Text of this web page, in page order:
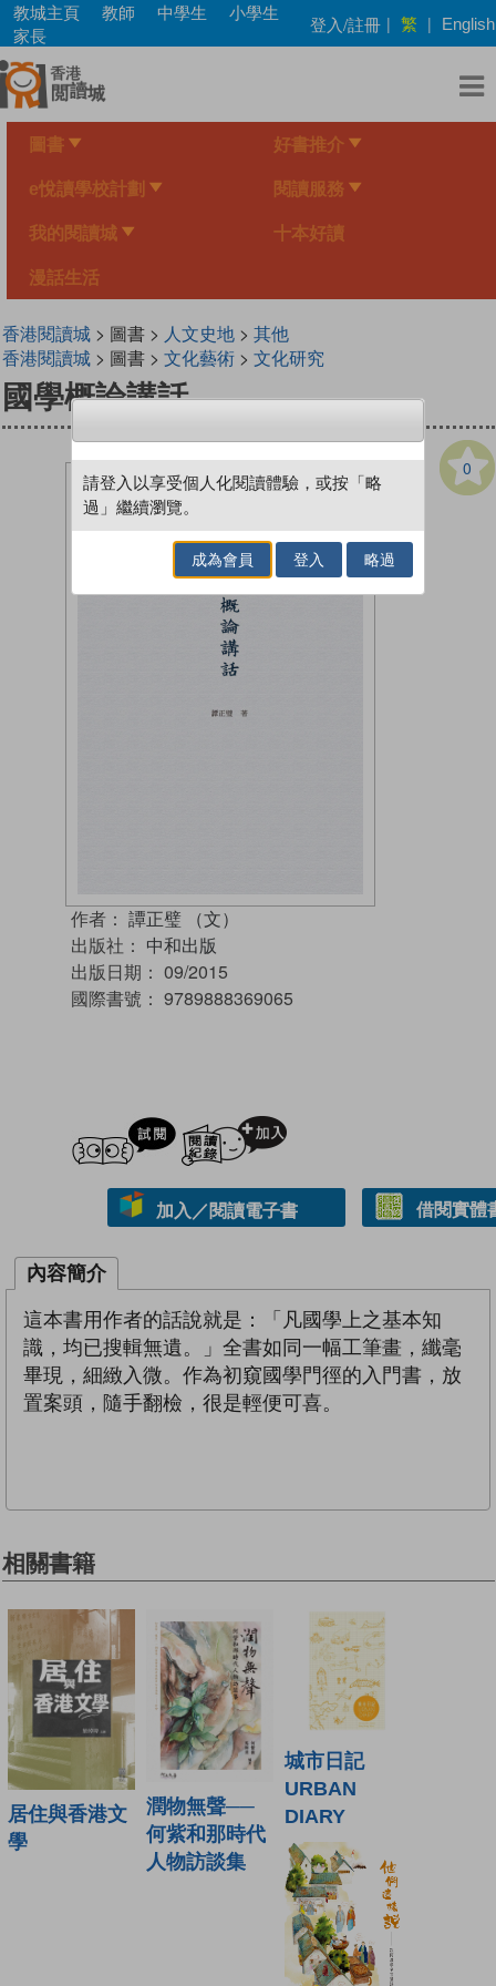
Skip
main
content
教城主頁 教師 中學生
小學生
家長
登入/註冊 | 繁 | English
圖書 好書推介
e悅讀學校計劃 閱讀服務
我的閱讀城 十本好讀
漫話生活
香港閱讀城> 圖書 > 人文史地> 其他
香港閱讀城> 圖書 > 文化藝術> 文化研究
國學概論講話
0
作者： 譚正璧 （文）
出版社： 中和出版
出版日期： 09/2015
國際書號： 9789888369065
試閲
加入／閱讀電子書 借閱實體
內容簡介
這本書用作者的話說就是：「凡國學上之基本知
識，均已搜輯無遺。」全書如同一幅工筆畫，纖毫
畢現，細緻入微。作為初窺國學門徑的入門書，放
置案頭，隨手翻檢，很是輕便可喜。
相關書籍
居住與香港文
學
潤物無聲──
何紫和那時代
人物訪談集
城市日記
URBAN
DIARY
請登入以享受個人化閱讀體驗，或按「略
過」繼續瀏覽。
成為會員 登入 略過